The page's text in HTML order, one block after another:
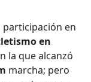
participación en
en
la que alcanzó
marcha; pero